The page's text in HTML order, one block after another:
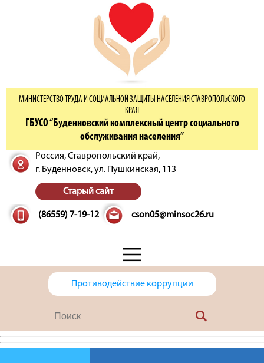
МИНИСТЕРСТВО ТРУДА И СОЦИАЛЬНОЙ ЗАЩИТЫ НАСЕЛЕНИЯ СТАВРОПОЛЬСКОГО
КРАЯ
ГБУСО “Буденновский комплексный центр социального
обслуживания населения”
Россия, Ставропольский край,
г. Буденновск,ул. Пушкинская, 113
Старый сайт
(86559) 7-19-12 cson05@minsoc26.ru
Противодействие коррупции